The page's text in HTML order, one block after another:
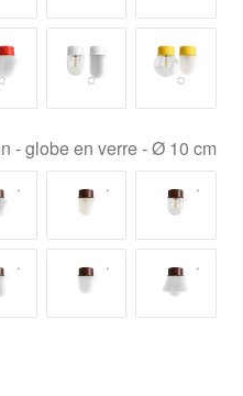
- globe en verre - Ø 10 cm